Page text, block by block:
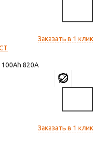
Заказать в 1 клик
100 820
Заказать в 1 клик